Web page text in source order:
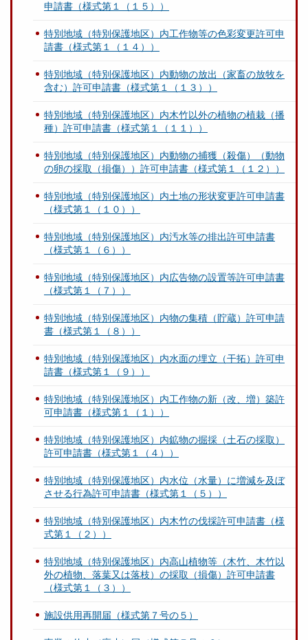
申請書（様式第１（１５））
特別地域（特別保護地区）内工作物等の色彩変更許可申
請書（様式第１（１４））
特別地域（特別保護地区）内動物の放出（家畜の放牧を
含む）許可申請書（様式第１（１３））
特別地域（特別保護地区）内木竹以外の植物の植栽（播
種）許可申請書（様式第１（１１））
特別地域（特別保護地区）内動物の捕獲（殺傷）（動物
の卵の採取（損傷））許可申請書（様式第１（１２））
特別地域（特別保護地区）内土地の形状変更許可申請書
（様式第１（１０））
特別地域（特別保護地区）内汚水等の排出許可申請書
（様式第１（６））
特別地域（特別保護地区）内広告物の設置等許可申請書
（様式第１（７））
特別地域（特別保護地区）内物の集積（貯蔵）許可申請
書（様式第１（８））
特別地域（特別保護地区）内水面の埋立（干拓）許可申
請書（様式第１（９））
特別地域（特別保護地区）内工作物の新（改、増）築許
可申請書（様式第１（１））
特別地域（特別保護地区）内鉱物の掘採（土石の採取）
許可申請書（様式第１（４））
特別地域（特別保護地区）内水位（水量）に増減を及ぼ
させる行為許可申請書（様式第１（５））
特別地域（特別保護地区）内木竹の伐採許可申請書（様
式第１（２））
特別地域（特別保護地区）内高山植物等（木竹、木竹以
外の植物、落葉又は落枝）の採取（損傷）許可申請書
（様式第１（３））
施設供用再開届（様式第７号の５）